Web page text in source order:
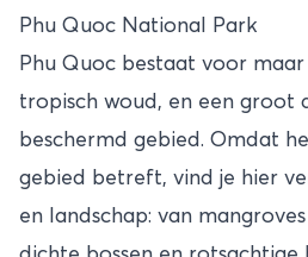
Phu Quoc National Park
Phu Quoc bestaat voor
tropisch woud, en een groot
beschermd gebied. Omdat
gebied betreft, vind je hier
en landschap: van